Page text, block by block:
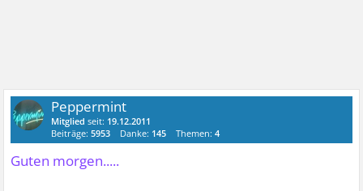
Peppermint
Mitglied seit: 19.12.2011
Beiträge:5953 Danke: 145 Themen:4
Guten morgen.....